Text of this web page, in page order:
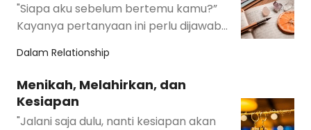
"Siapa aku sebelum bertemu kamu?”
Kayanya pertanyaan ini perlu dijawab
pertanyaan …
Dalam Relationship
Menikah, Melahirkan, dan
Kesiapan
"Jalani saja dulu, nanti kesiapan akan